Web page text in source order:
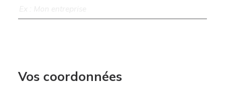
Vos coordonnées